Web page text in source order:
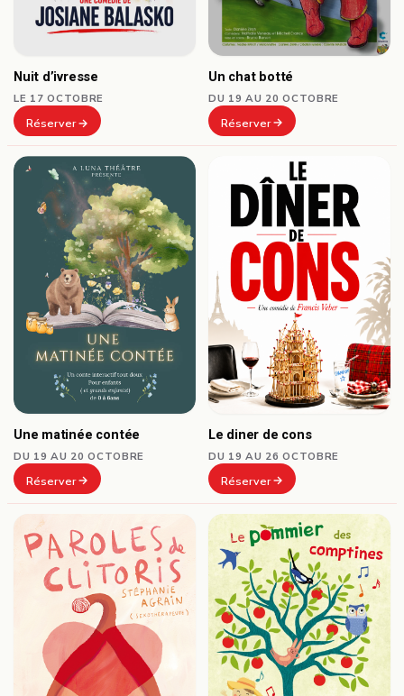
Nuit d’ivresse
LE 17 OCTOBRE
Réserver
Un chat botté
DU 19 AU 20 OCTOBRE
Réserver
Une matinée contée
DU 19 AU 20 OCTOBRE
Réserver
Le diner de cons
DU 19 AU 26 OCTOBRE
Réserver